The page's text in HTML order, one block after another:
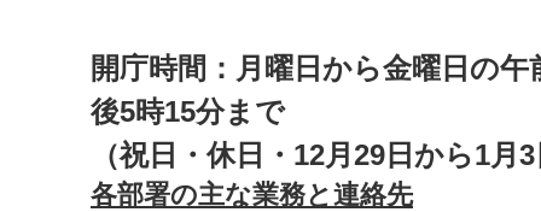
開庁時間：月曜日から金曜日の午
後5時15分まで
（祝日・休日・12月29日から1月
各部署の主な業務と連絡先